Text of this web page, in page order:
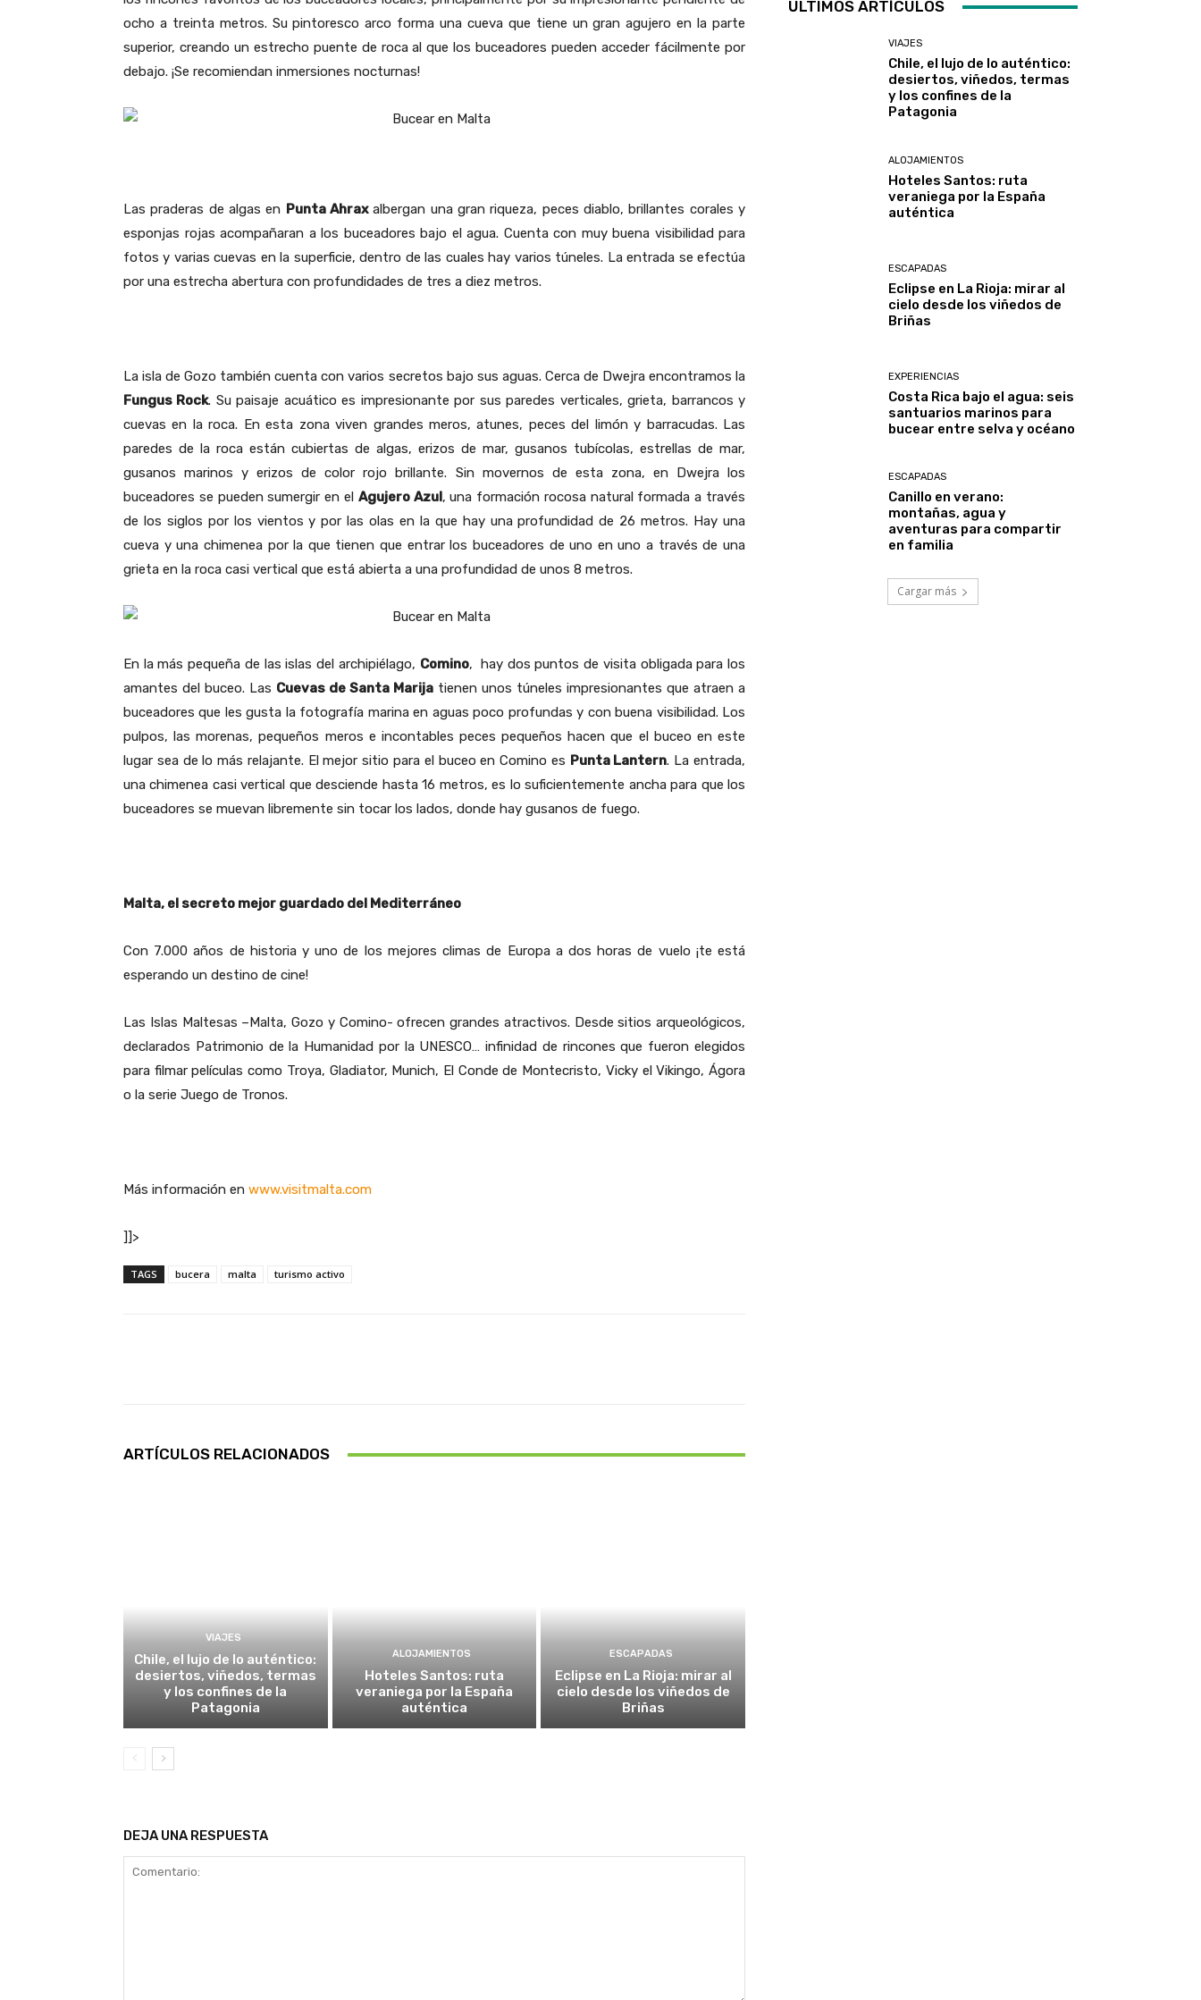
ocho a treinta metros. Su pintoresco arco forma una cueva que tiene un gran agujero en la parte
superior, creando un estrecho puente de roca al que los buceadores pueden acceder fácilmente por
debajo. ¡Se recomiendan inmersiones nocturnas!
Las praderas de algas en Punta Ahraxalbergan una gran riqueza, peces diablo, brillantes corales y
esponjas rojas acompañaran a los buceadores bajo el agua. Cuenta con muy buena visibilidad para
fotos y varias cuevas en la superficie, dentro de las cuales hay varios túneles. La entrada se efectúa
por una estrecha abertura con profundidades de tres a diez metros.
La isla de Gozo también cuenta con varios secretos bajo sus aguas. Cerca de Dwejra encontramos la
Fungus Rock. Su paisaje acuático es impresionante por sus paredes verticales, grieta, barrancos y
cuevas en la roca. En esta zona viven grandes meros, atunes, peces del limón y barracudas. Las
paredes de la roca están cubiertas de algas, erizos de mar, gusanos tubícolas, estrellas de mar,
gusanos marinos y erizos de color rojo brillante. Sin movernos de esta zona, en Dwejra los
buceadores se pueden sumergir en el Agujero Azul, una formación rocosa natural formada a través
de los siglos por los vientos y por las olas en la que hay una profundidad de 26 metros. Hay una
cueva y una chimenea por la que tienen que entrar los buceadores de uno en uno a través de una
grieta en la roca casi vertical que está abierta a una profundidad de unos 8 metros.
En la más pequeña de las islas del archipiélago, Comino, hay dos puntos de visita obligada para los
amantes del buceo. Las Cuevas de Santa Marija tienen unos túneles impresionantes que atraen a
buceadores que les gusta la fotografía marina en aguas poco profundas y con buena visibilidad. Los
pulpos, las morenas, pequeños meros e incontables peces pequeños hacen que el buceo en este
lugar sea de lo más relajante. El mejor sitio para el buceo en Comino es Punta Lantern. La entrada,
una chimenea casi vertical que desciende hasta 16 metros, es lo suficientemente ancha para que los
buceadores se muevan libremente sin tocar los lados, donde hay gusanos de fuego.
Malta, el secreto mejor guardado del Mediterráneo
Con 7.000 años de historia y uno de los mejores climas de Europa a dos horas de vuelo ¡te está
esperando un destino de cine!
Las Islas Maltesas –Malta, Gozo y Comino- ofrecen grandes atractivos. Desde sitios arqueológicos,
declarados Patrimonio de la Humanidad por la UNESCO… infinidad de rincones que fueron elegidos
para filmar películas como Troya, Gladiator, Munich, El Conde de Montecristo, Vicky el Vikingo, Ágora
o la serie Juego de Tronos.
Más información en www.visitmalta.com
]]>
TAGS bucera malta turismo activo
ARTÍCULOS RELACIONADOS
VIAJES
Chile, el lujo de lo auténtico:
desiertos, viñedos, termas
y los confines de la
Patagonia
ALOJAMIENTOS
Hoteles Santos: ruta
veraniega por la España
auténtica
ESCAPADAS
Eclipse en La Rioja: mirar al
cielo desde los viñedos de
Briñas
DEJA UNA RESPUESTA
ÚLTIMOS ARTÍCULOS
VIAJES
Chile, el lujo de lo auténtico:
desiertos, viñedos, termas
y los confines de la
Patagonia
ALOJAMIENTOS
Hoteles Santos: ruta
veraniega por la España
auténtica
ESCAPADAS
Eclipse en La Rioja: mirar al
cielo desde los viñedos de
Briñas
EXPERIENCIAS
Costa Rica bajo el agua: seis
santuarios marinos para
bucear entre selva y océano
ESCAPADAS
Canillo en verano:
montañas, agua y
aventuras para compartir
en familia
Cargar más